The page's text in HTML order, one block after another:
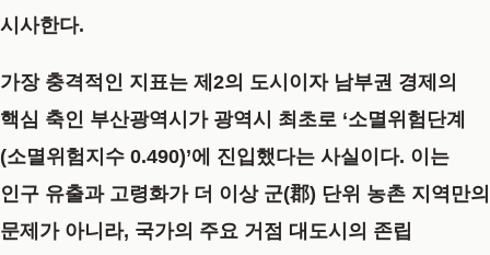
시사한다.
가장 충격적인 지표는 제2의 도시이자 남부권 경제의
핵심 축인 부산광역시가 광역시 최초로 ‘소멸위험단계
(소멸위험지수 0.490)’에 진입했다는 사실이다. 이는
인구 유출과 고령화가 더 이상 군(郡) 단위 농촌 지역만의
문제가 아니라, 국가의 주요 거점 대도시의 존립